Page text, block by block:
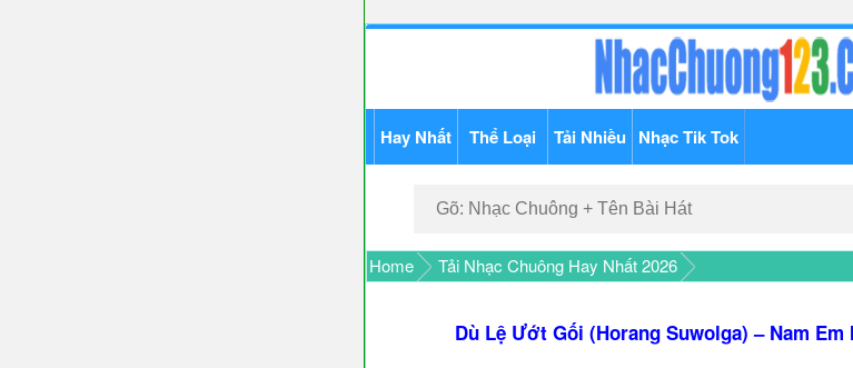
Hay Nhất Thể Loại Tải Nhiều Nhạc Tik Tok
Home Tải Nhạc Chuông Hay Nhất 2026
Dù Lệ Ướt Gối (Horang Suwolga) – Nam